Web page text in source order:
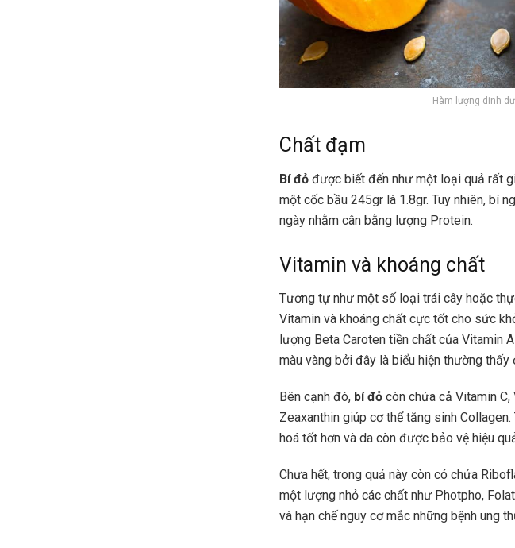
Hàm lượng dinh
Chất đạm
Bí đỏ được biết đến như một loại quả rất
một cốc bầu 245gr là 1.8gr. Tuy nhiên, bí
ngày nhằm cân bằng lượng Protein.
Vitamin và khoáng chất
Tương tự như một số loại trái cây hoặc
Vitamin và khoáng chất cực tốt cho sức
lượng Beta Caroten tiền chất của Vitamin
màu vàng bởi đây là biểu hiện thường
Bên cạnh đó, bí đỏ còn chứa cả Vitamin
Zeaxanthin giúp cơ thể tăng sinh
hoá tốt hơn và da còn được bảo vệ hiệu
Chưa hết, trong quả này còn có chứa
một lượng nhỏ các chất như Photpho,
và hạn chế nguy cơ mắc những bệnh ung